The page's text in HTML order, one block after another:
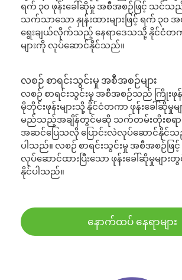
ရက် ၃၀ ဖုန်းခေါ်ဆိုမှု အစီအစဉ်ဖြင့် သင်သ
သက်သာသော နှုန်းထားများဖြင့် ရက် ၃၀
ရွေးချယ်လိုက်သည့် နေရာဒေသသို့ နိုင်ငံတက
များကို လုပ်ဆောင်နိုင်သည်။
လစဉ် စာရင်းသွင်းမှု အစီအစဉ်များ
လစဉ် စာရင်းသွင်းမှု အစီအစဉ်သည် ကြိုးဖုန်း
မိုဘိုင်းဖုန်းများသို့ နိုင်ငံတကာ ဖုန်းခေါ်ဆိုမှုမျ
မည်သည့်အချိန်တွင်မဆို သက်တမ်းတိုးစရ
အဆင်ပြေသလို ပြောင်းလဲလုပ်ဆောင်နိုင်
ပါသည်။ လစဉ် စာရင်းသွင်းမှု အစီအစဉ်ဖ
လုပ်ဆောင်ထားပြီးသော ဖုန်းခေါ်ဆိုမှုမျာ
နိုင်ပါသည်။
နောက်ထပ် နေရာများ